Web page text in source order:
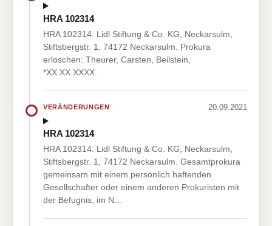
HRA 102314
HRA 102314: Lidl Stiftung & Co. KG, Neckarsulm,
Stiftsbergstr. 1, 74172 Neckarsulm. Prokura
erloschen: Theurer, Carsten, Beilstein,
*XX.XX.XXXX.
VERÄNDERUNGEN 20.09.2021
HRA 102314
HRA 102314: Lidl Stiftung & Co. KG, Neckarsulm,
Stiftsbergstr. 1, 74172 Neckarsulm. Gesamtprokura
gemeinsam mit einem persönlich haftenden
Gesellschafter oder einem anderen Prokuristen mit
der Befugnis, im N…